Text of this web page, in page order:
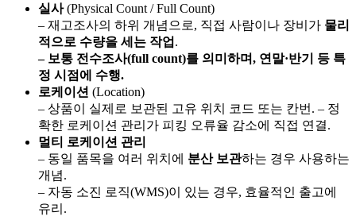
실사(Physical Count / Full Count)
– 재고조사의 하위 개념으로, 직접 사람이나 장비가 물리
적으로 수량을 세는 작업 .
– 보통 전수조사(full count)를 의미하며, 연말·반기 등 특
정 시점에 수행.
로케이션 (Location)
– 상품이 실제로 보관된 고유 위치 코드 또는 칸번. – 정
확한 로케이션 관리가 피킹 오류율 감소에 직접 연결.
멀티 로케이션 관리
– 동일 품목을 여러 위치에 분산 보관하는 경우 사용하는
개념.
– 자동 소진 로직(WMS)이 있는 경우, 효율적인 출고에
유리.